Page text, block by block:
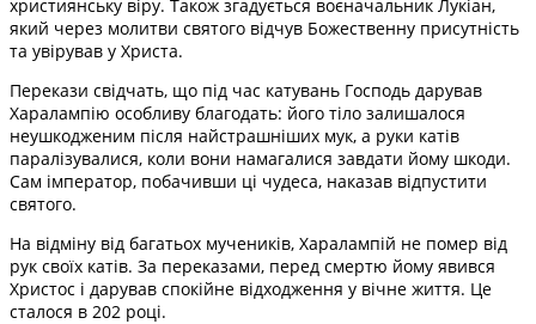
християнську віру. Також згадується воєначальник Лукіан,
який через молитви святого відчув Божественну присутність
та увірував у Христа.
Перекази свідчать, що під час катувань Господь дарував
Харалампію особливу благодать: його тіло залишалося
неушкодженим після найстрашніших мук, а руки катів
паралізувалися, коли вони намагалися завдати йому шкоди.
Сам імператор, побачивши ці чудеса, наказав відпустити
святого.
На відміну від багатьох мучеників, Харалампій не помер від
рук своїх катів. За переказами, перед смертю йому явився
Христос і дарував спокійне відходження у вічне життя. Це
сталося в 202 році.